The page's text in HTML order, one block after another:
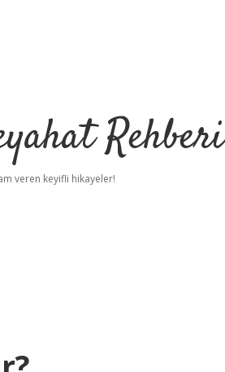
Rehberi
veren keyifli hikayeler!